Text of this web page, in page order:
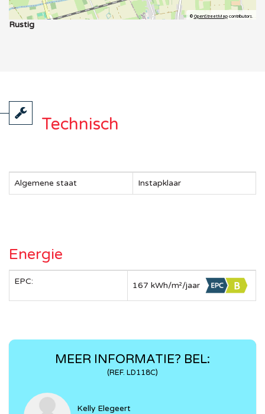
© OpenStreetMapcontributors.
Rustig
Technisch
Algemene staat Instapklaar
Energie
EPC: 167 kWh/m²/jaar
MEER INFORMATIE? BEL:
(REF. LD118C)
Kelly Elegeert